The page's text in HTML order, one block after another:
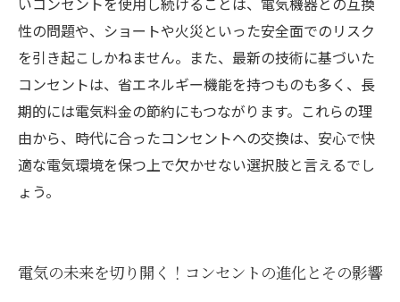
性の問題や、ショートや火災といった安全面でのリスク
を引き起こしかねません。また、最新の技術に基づいた
コンセントは、省エネルギー機能を持つものも多く、長
期的には電気料金の節約にもつながります。これらの理
由から、時代に合ったコンセントへの交換は、安心で快
適な電気環境を保つ上で欠かせない選択肢と言えるでし
ょう。
電気の未来を切り開く！コンセントの進化とその影響